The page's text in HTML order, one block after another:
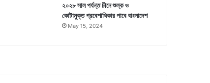
২০২৮ সাল পর্যন্ত চীনে শুল্ক ও
কোটামুক্ত প্রবেশাধিকার পাবে বাংলাদেশ
May 15, 2024